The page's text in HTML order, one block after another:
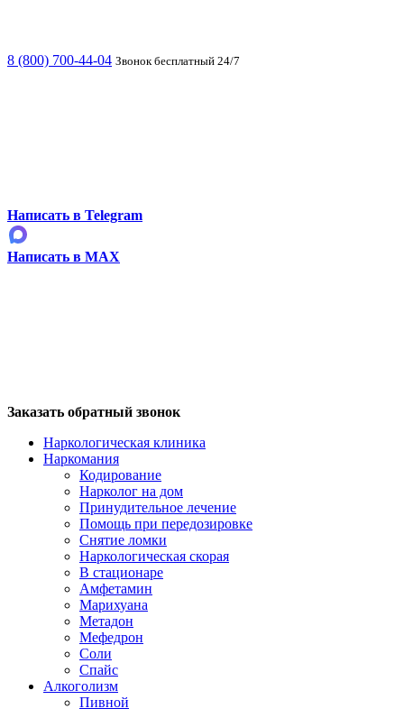
8 (800) 700-44-04 Звонок бесплатный 24/7
Написать в Telegram
Написать в MAX
Заказать обратный звонок
Наркологическая клиника
Наркомания
Кодирование
Нарколог на дом
Принудительное лечение
Помощь при передозировке
Снятие ломки
Наркологическая скорая
В стационаре
Амфетамин
Марихуана
Метадон
Мефедрон
Соли
Спайс
Алкоголизм
Пивной